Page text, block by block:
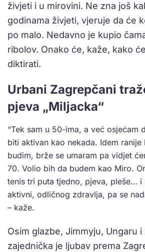
živjeti i u mirovini. Ne zna još
godinama živjeti, vjeruje da će
po malo. Nedavno je kupio
ribolov. Onako će, kaže, kako
diktirati.
Urbani Zagrepčani
pjeva „Miljacka“
“Tek sam u 50-ima, a već osjećam
biti aktivan kao nekada. Idem ranije
budim, brže se umaram pa vidjet
70. Volio bih da budem kao Miro.
tenis tri puta tjedno, pjeva, pleše… i
aktivni, odličnog zdravlja, pa se
– kaže.
Osim glazbe, Jimmyju, Ungaru i
zajednička je ljubav prema